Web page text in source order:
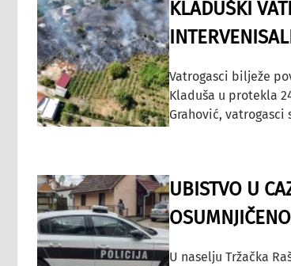
KLADUŠKI
Vatrogasci bilježe
Kladuša u protekla
Grahović, vatrogasci
UBISTVO U
U naselju Tržačka